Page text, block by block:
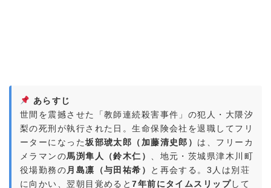
あらすじ
世間を震撼させた「教師連続殺害事件」の犯人・大隈汐
梨の死刑が執行された日。生命保険会社を退職してフリ
ーターになった坂部琥太郎（加藤清史郎） は、フリーカ
メラマンの馬渕隼人（鈴木仁） 、地元・茨城県津木川町
役場勤務の月島凛（与田祐希）
と再会する。3人は別荘
に向かい、翌朝目覚めると7年前にタイムスリップして